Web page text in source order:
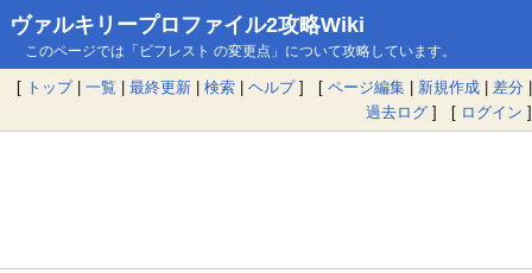
ヴァルキリープロファイル2攻略Wiki
このページでは「ビフレスト の変更点」について攻略しています。
[ トップ| 一覧 | 最終更新 | 検索 | ヘルプ] [ ページ編集 | 新規作成 | 差分 |
過去ログ ] [ ログイン ]